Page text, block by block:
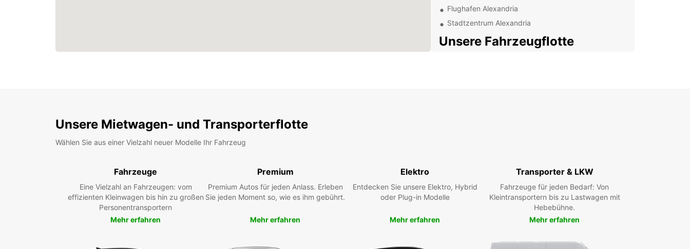
Flughafen Alexandria
Stadtzentrum Alexandria
Unsere Fahrzeugflotte
Hochwertige Fahrzeuge von bekannten Marken
Exzellenter Kundenservice
Einfache Buchung online oder telefonisch
Europcar. Wir freuen uns darauf, Sie bei Ihrer nächsten
Unsere Mietwagen- und Transporterflotte
Wählen Sie aus einer Vielzahl neuer Modelle Ihr Fahrzeug
Fahrzeuge
Eine Vielzahl an Fahrzeugen: vom
effizienten Kleinwagen bis hin zu großen
Personentransportern
Mehr erfahren
Premium
Premium Autos für jeden Anlass. Erleben
Sie jeden Moment so, wie es ihm gebührt.
Mehr erfahren
Elektro
Entdecken Sie unsere Elektro, Hybrid
oder Plug-in Modelle
Mehr erfahren
Transporter & LKW
Fahrzeuge für jeden Bedarf: Von
Kleintransportern bis zu Lastwagen mit
Hebebühne.
Mehr erfahren